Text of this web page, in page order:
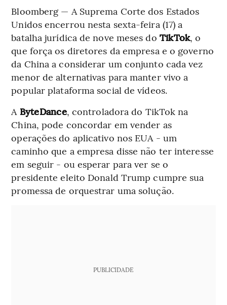
Bloomberg — A Suprema Corte dos Estados
Unidos encerrou nesta sexta-feira (17) a
batalha jurídica de nove meses do TikTok, o
que força os diretores da empresa e o governo
da China a considerar um conjunto cada vez
menor de alternativas para manter vivo a
popular plataforma social de vídeos.
A ByteDance, controladora do TikTok na
China, pode concordar em vender as
operações do aplicativo nos EUA - um
caminho que a empresa disse não ter interesse
em seguir - ou esperar para ver se o
presidente eleito Donald Trump cumpre sua
promessa de orquestrar uma solução.
PUBLICIDADE